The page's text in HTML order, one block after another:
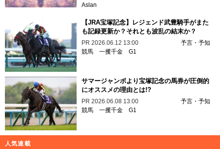
Aslan
【JRA宝塚記念】レジェンド武豊騎手がまた
も記録更新か？それとも波乱の結末か？
PR 2026.06.12 13:00
予言・予知
競馬 一攫千金 G1
サマージャンボより宝塚記念の馬券が圧倒的
にオススメの理由とは!?
PR 2026.06.08 13:00
予言・予知
競馬 一攫千金 G1
人気連載